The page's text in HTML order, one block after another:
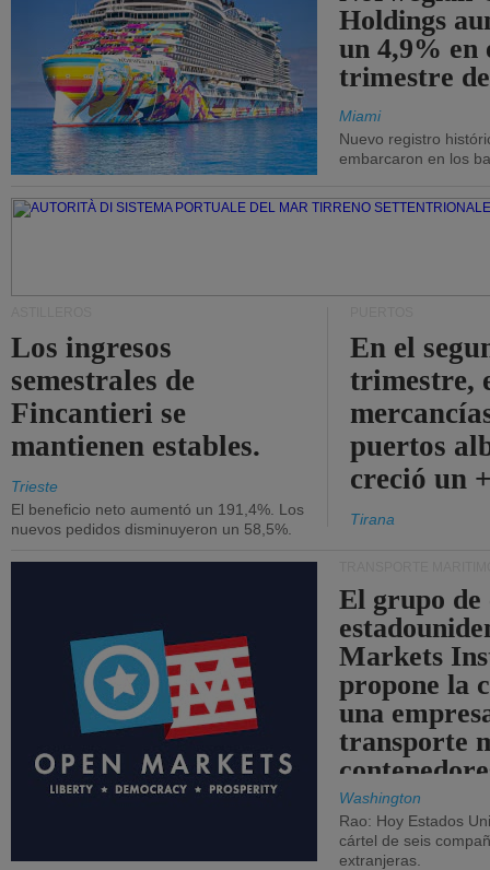
Holdings
un 4,9% en
trimestre
Miami
Nuevo registro
embarcaron en los
Los ingresos
semestrales de
Fincantieri se
mantienen estables.
Trieste
El beneficio neto aumentó un 191,4%. Los
nuevos pedidos disminuyeron un 58,5%.
En el
trimestre,
puertos
creció un
Tirana
El grupo de
Markets
propone la
una
transporte
Washington
Rao: Hoy Estados
cártel de seis
extranjeras.